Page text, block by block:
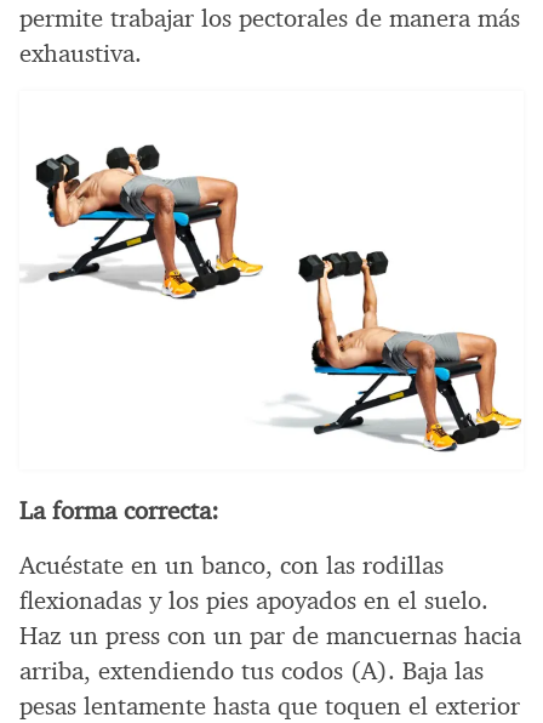
permite trabajar los pectorales de manera más
exhaustiva.
La forma correcta:
Acuéstate en un banco, con las rodillas
flexionadas y los pies apoyados en el suelo.
Haz un press con un par de mancuernas hacia
arriba, extendiendo tus codos (A). Baja las
pesas lentamente hasta que toquen el exterior